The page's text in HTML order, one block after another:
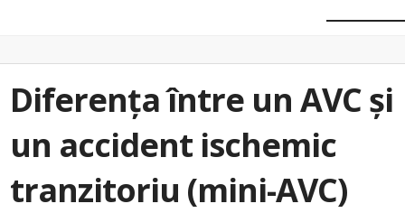
Diferența între un AVC și
un accident ischemic
tranzitoriu (mini-AVC)